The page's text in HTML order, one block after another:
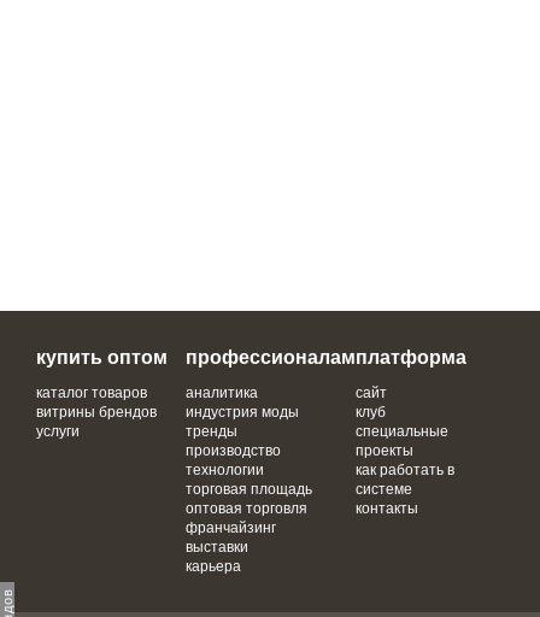
купить оптом
каталог товаров
витрины брендов
услуги
профессионалам
аналитика
индустрия моды
тренды
производство
технологии
торговая площадь
оптовая торговля
франчайзинг
выставки
карьера
платформа
сайт
клуб
специальные
проекты
как работать в
системе
контакты